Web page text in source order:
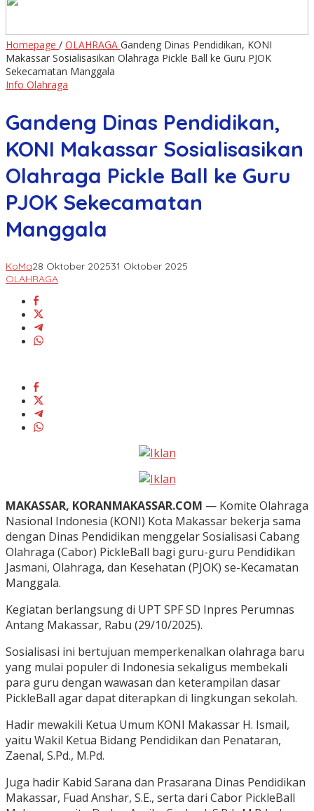
Homepage / OLAHRAGA Gandeng Dinas Pendidikan, KONI
Makassar Sosialisasikan Olahraga Pickle Ball ke Guru PJOK
Sekecamatan Manggala
Info Olahraga
Gandeng Dinas Pendidikan,
KONI Makassar Sosialisasikan
Olahraga Pickle Ball ke Guru
PJOK Sekecamatan
Manggala
KoMa28 Oktober 202531 Oktober 2025
OLAHRAGA
MAKASSAR, KORANMAKASSAR.COM — Komite Olahraga
Nasional Indonesia (KONI) Kota Makassar bekerja sama
dengan Dinas Pendidikan menggelar Sosialisasi Cabang
Olahraga (Cabor) PickleBall bagi guru-guru Pendidikan
Jasmani, Olahraga, dan Kesehatan (PJOK) se-Kecamatan
Manggala.
Kegiatan berlangsung di UPT SPF SD Inpres Perumnas
Antang Makassar, Rabu (29/10/2025).
Sosialisasi ini bertujuan memperkenalkan olahraga baru
yang mulai populer di Indonesia sekaligus membekali
para guru dengan wawasan dan keterampilan dasar
PickleBall agar dapat diterapkan di lingkungan sekolah.
Hadir mewakili Ketua Umum KONI Makassar H. Ismail,
yaitu Wakil Ketua Bidang Pendidikan dan Penataran,
Zaenal, S.Pd., M.Pd.
Juga hadir Kabid Sarana dan Prasarana Dinas Pendidikan
Makassar, Fuad Anshar, S.E., serta dari Cabor PickleBall